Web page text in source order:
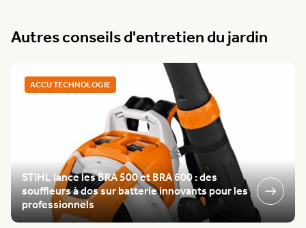
Autres conseils d'entretien du jardin
ACCU TECHNOLOGIE
STIHL lance les BRA 500 et BRA 600 : des
souffleurs à dos sur batterie innovants pour les
professionnels